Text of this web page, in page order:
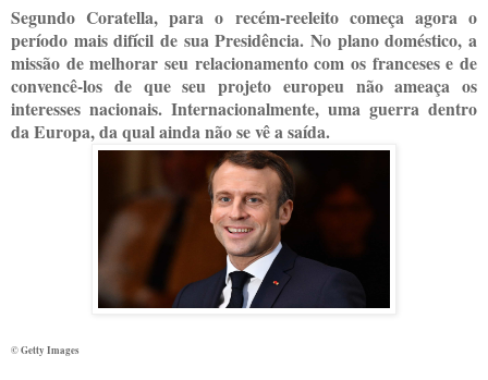
Segundo Coratella, para o recém-reeleito começa agora o
período mais difícil de sua Presidência. No plano doméstico, a
missão de melhorar seu relacionamento com os franceses e de
convencê-los de que seu projeto europeu não ameaça os
interesses nacionais. Internacionalmente, uma guerra dentro
da Europa, da qual ainda não se vê a saída.
© Getty Images